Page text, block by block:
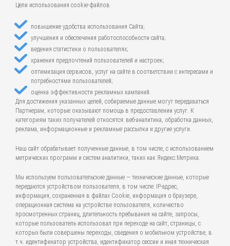
Цели использования cookie-файлов
повышение удобства использования Сайта;
улучшения и обеспечения работоспособности сайта;
ведения статистики о пользователях;
хранения предпочтений пользователей и настроек;
оптимизация сервисов, услуг на сайте в соответствии с интересами и
потребностями пользователей;
оценка эффективности рекламных кампаний.
Для достижения указанных целей, собираемые данные могут передаваться
Партнерам, которые оказывают помощь в предоставлении услуг. К
категориям таких получателей относятся: веб-аналитика, обработка данных,
реклама, информационные и рекламные рассылки и другие услуги.
Наш сайт обрабатывает полученные данные, в том числе, с использованием
метрических программ и систем аналитики, таких как Яндекс.Метрика.
Мы используем пользовательские данные — технические данные, которые
передаются устройством пользователя, в том числе: IP-адрес,
информация, сохраненная в файлах Cookie, информация о браузере,
операционная система на устройстве пользователя, количество
просмотренных страниц, длительность пребывания на сайте, запросы,
которые пользователь использовал при переходе на сайт, страницы, с
которых были совершены переходы, сведения о мобильном устройстве, в
т.ч. идентификатор устройства, идентификатор сессии и иная техническая